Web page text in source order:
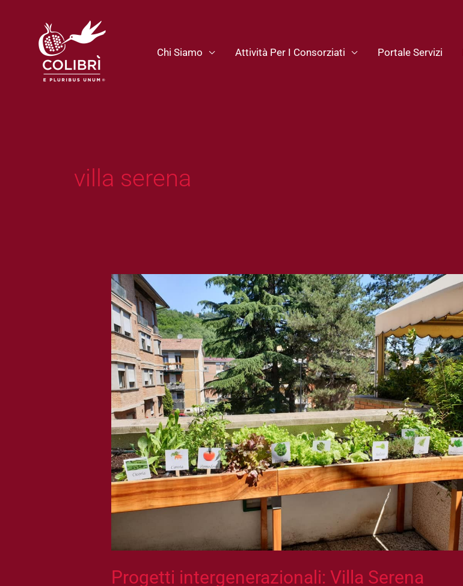
contenuto
Chi Siamo
Attività Per I Consorziati Portale Servizi
villa serena
Progetti intergenerazionali: Villa Serena
Progetti
intergenerazionali:
Villa
Serena
incontra
Scuola
Pavese